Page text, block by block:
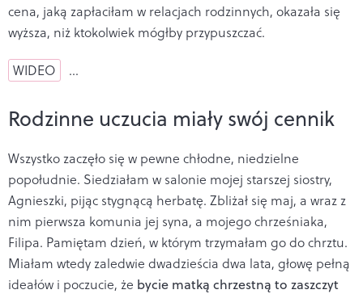
cena, jaką zapłaciłam w relacjach rodzinnych, okazała się
wyższa, niż ktokolwiek mógłby przypuszczać.
WIDEO …
Rodzinne uczucia miały swój cennik
Wszystko zaczęło się w pewne chłodne, niedzielne
popołudnie. Siedziałam w salonie mojej starszej siostry,
Agnieszki, pijąc stygnącą herbatę. Zbliżał się maj, a wraz z
nim pierwsza komunia jej syna, a mojego chrześniaka,
Filipa. Pamiętam dzień, w którym trzymałam go do chrztu.
Miałam wtedy zaledwie dwadzieścia dwa lata, głowę pełną
ideałów i poczucie, że bycie matką chrzestną to zaszczyt